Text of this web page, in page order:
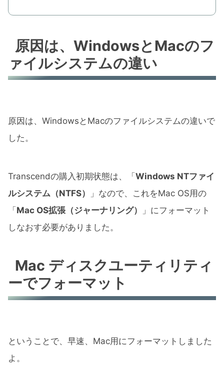
原因は、WindowsとMacのフ
ァイルシステムの違い
原因は、WindowsとMacのファイルシステムの違いで
した。
Transcendの購入初期状態は、「Windows NTファイ
ルシステム（NTFS）
」なので、これをMac OS用の
「Mac OS拡張（ジャーナリング）
」にフォーマット
しなおす必要がありました。
Mac ディスクユーティリティ
ーでフォーマット
ということで、早速、Mac用にフォーマットしました
よ。